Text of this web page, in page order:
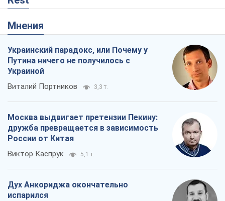
Мнения
Украинский парадокс, или Почему у
Путина ничего не получилось с
Украиной
Виталий Портников 3,3 т.
Москва выдвигает претензии Пекину:
дружба превращается в зависимость
России от Китая
Виктор Каспрук 5,1 т.
Дух Анкориджа окончательно
испарился